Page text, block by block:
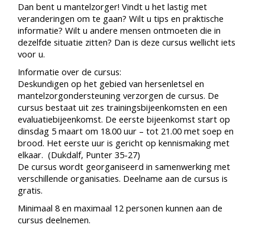
Dan bent u mantelzorger! Vindt u het lastig met
veranderingen om te gaan? Wilt u tips en praktische
informatie? Wilt u andere mensen ontmoeten die in
dezelfde situatie zitten? Dan is deze cursus wellicht iets
voor u.
Informatie over de cursus:
Deskundigen op het gebied van hersenletsel en
mantelzorgondersteuning verzorgen de cursus. De
cursus bestaat uit zes trainingsbijeenkomsten en een
evaluatiebijeenkomst. De eerste bijeenkomst start op
dinsdag 5 maart om 18.00 uur – tot 21.00 met soep en
brood. Het eerste uur is gericht op kennismaking met
elkaar. (Dukdalf, Punter 35-27)
De cursus wordt georganiseerd in samenwerking met
verschillende organisaties. Deelname aan de cursus is
gratis.
Minimaal 8 en maximaal 12 personen kunnen aan de
cursus deelnemen.